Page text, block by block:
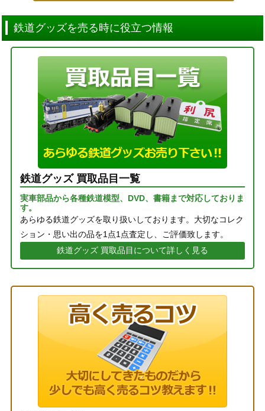
鉄道グッズを売る時に役立つ情報
鉄道グッズ 買取品目一覧
実車部品から各種鉄道模型、DVD、書籍まで対応しておりま
す。
あらゆる鉄道グッズを取り扱いしております。大切なコレク
ション・思い出の品を1点1点査定し、ご評価致します。
鉄道グッズ 買取品目について詳しく見る